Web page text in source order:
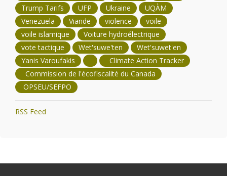
Trump Tarifs
UFP Ukraine
UQÀM
Venezuela
Viande violence
voile
voile islamique
Voiture hydroélectrique
vote tactique
Wet'suwe'ten
Wet'suwet'en
Yanis Varoufakis
Climate Action Tracker
Commission de l'écofiscalité du Canada
OPSEU/SEFPO
RSS Feed